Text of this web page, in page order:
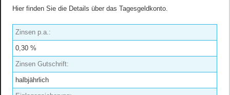
Hier finden Sie die Details über das Tagesgeldkonto.
Zinsen p.a.:
0,30 %
Zinsen Gutschrift:
halbjährlich